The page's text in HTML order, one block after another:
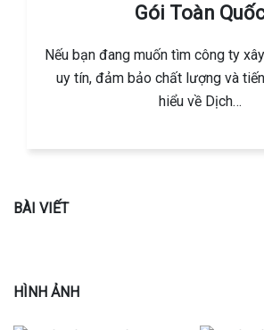
Gói Toàn
Nếu bạn đang muốn tìm công ty
uy tín, đảm bảo chất lượng và
hiểu về Dịch…
BÀI VIẾT
HÌNH ẢNH